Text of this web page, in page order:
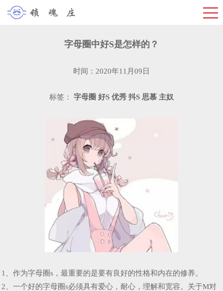
字母圈中好S是怎样的？
时间：2020年11月09日
标签： 字母圈 好S 优秀 抖S 思慕 主奴
1、作为字母圈s，最重要的是要有良好的性格和内在的修养。
2、一个好的字母圈s必须具有爱心，耐心，理解和宽容。关于M对